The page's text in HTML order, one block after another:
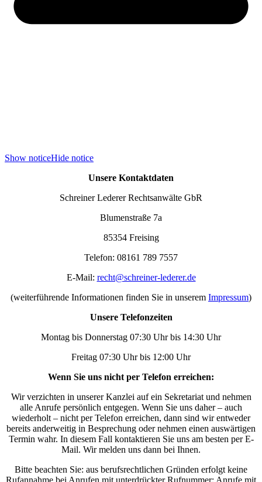
Show noticeHide notice
Unsere Kontaktdaten
Schreiner Lederer Rechtsanwälte GbR
Blumenstraße 7a
85354 Freising
Telefon: 08161 789 7557
E-Mail: recht@schreiner-lederer.de
(weiterführende Informationen finden Sie in unserem Impressum)
Unsere Telefonzeiten
Montag bis Donnerstag 07:30 Uhr bis 14:30 Uhr
Freitag 07:30 Uhr bis 12:00 Uhr
Wenn Sie uns nicht per Telefon erreichen:
Wir verzichten in unserer Kanzlei auf ein Sekretariat und nehmen
alle Anrufe persönlich entgegen. Wenn Sie uns daher – auch
wiederholt – nicht per Telefon erreichen, dann sind wir entweder
bereits anderweitig in Besprechung oder nehmen einen auswärtigen
Termin wahr. In diesem Fall kontaktieren Sie uns am besten per E-
Mail. Wir melden uns dann bei Ihnen.
Bitte beachten Sie: aus berufsrechtlichen Gründen erfolgt keine